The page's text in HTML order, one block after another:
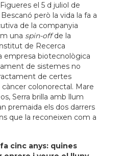
el 5 d juliol de
però la vida la fa a
de la companyia
una spin-offde la
de Recerca
empresa biotecnològica
de sistemes no
de certes
colonorectal. Mare
Serra brilla amb llum
premaida els dos darrers
que la reconeixen com a
cinc anys: quines